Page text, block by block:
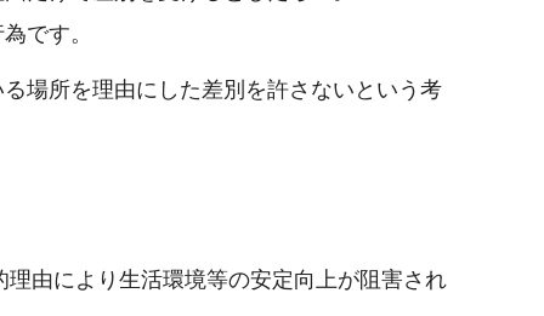
です。
場所を理由にした差別を許さないという考
由により生活環境等の安定向上が阻害され